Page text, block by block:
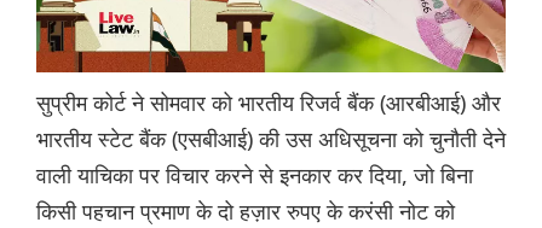
सुप्रीम कोर्ट ने सोमवार को भारतीय रिजर्व बैंक (आरबीआई) और
भारतीय स्टेट बैंक (एसबीआई) की उस अधिसूचना को चुनौती देने
वाली याचिका पर विचार करने से इनकार कर दिया, जो बिना
किसी पहचान प्रमाण के दो हज़ार रुपए के करंसी नोट को